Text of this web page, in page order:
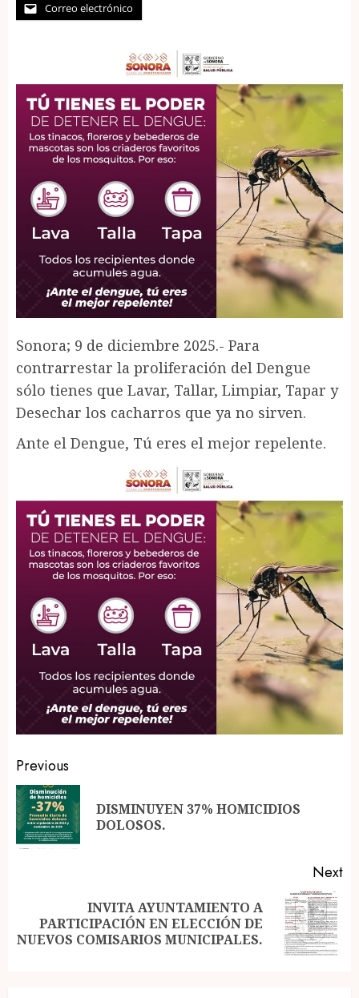
Correo electrónico
Sonora; 9 de diciembre 2025.- Para
contrarrestar la proliferación del Dengue
sólo tienes que Lavar, Tallar, Limpiar, Tapar y
Desechar los cacharros que ya no sirven.
Ante el Dengue, Tú eres el mejor repelente.
Post
navigation
Previous
DISMINUYEN 37% HOMICIDIOS
DOLOSOS.
Next
Next
post:
INVITA AYUNTAMIENTO A
PARTICIPACIÓN EN ELECCIÓN DE
NUEVOS COMISARIOS MUNICIPALES.